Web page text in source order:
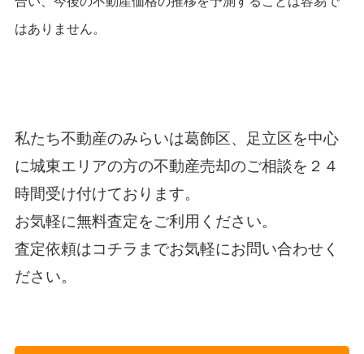
はありません。
私たち不動産のみらいは葛飾区、足立区を中心
に城東エリアの方の不動産売却のご相談を２４
時間受け付けております。
お気軽に無料査定をご利用ください。
査定依頼はコチラ までお気軽にお問い合わせく
ださい。